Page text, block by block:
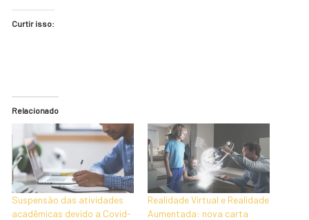
Curtir isso:
Relacionado
Suspensão das atividades
acadêmicas devido a Covid-
Realidade Virtual e Realidade
Aumentada: nova carta